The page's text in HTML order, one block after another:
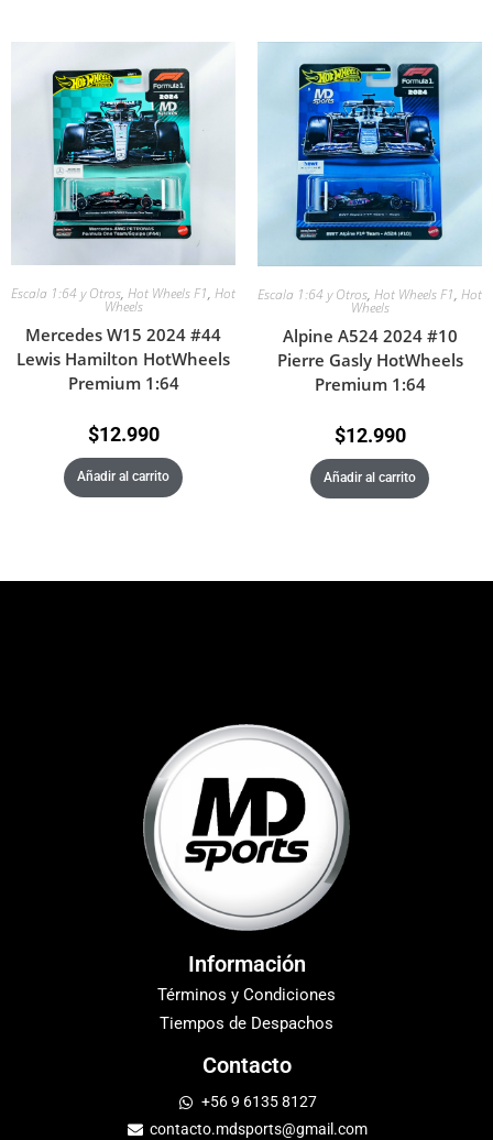
Escala 1:64 y Otros, Hot Wheels F1, Hot
Wheels
Mercedes W15 2024 #44
Lewis Hamilton HotWheels
Premium 1:64
$12.990
Añadir al carrito
Escala 1:64 y Otros, Hot Wheels F1, Hot
Wheels
Alpine A524 2024 #10
Pierre Gasly HotWheels
Premium 1:64
$12.990
Añadir al carrito
Información
Términos y Condiciones
Tiempos de Despachos
Contacto
+56 9 6135 8127
contacto.mdsports@gmail.com